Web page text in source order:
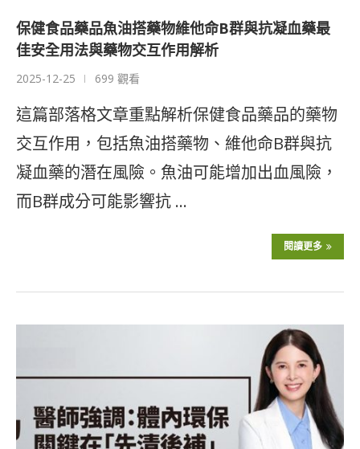
保健食品藥品魚油搭藥物維他命B群與抗凝血藥最
佳安全用法與藥物交互作用解析
2025-12-25 699 觀看
這篇部落格文章重點解析保健食品藥品的藥物
交互作用，包括魚油搭藥物、維他命B群與抗
凝血藥的潛在風險。魚油可能增加出血風險，
而B群成分可能影響抗 …
閱讀更多